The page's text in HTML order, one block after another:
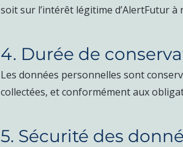
soit sur l’intérêt légitime d’AlertFutur
4. Durée de
Les données personnelles sont
collectées, et conformément aux
5. Sécurité des